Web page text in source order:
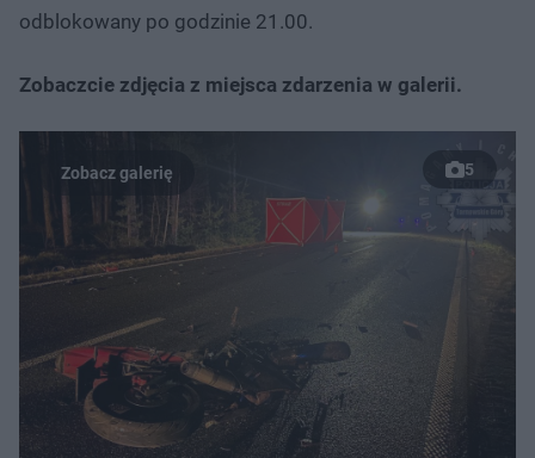
odblokowany po godzinie 21.00.
Zobaczcie zdjęcia z miejsca zdarzenia w galerii.
5